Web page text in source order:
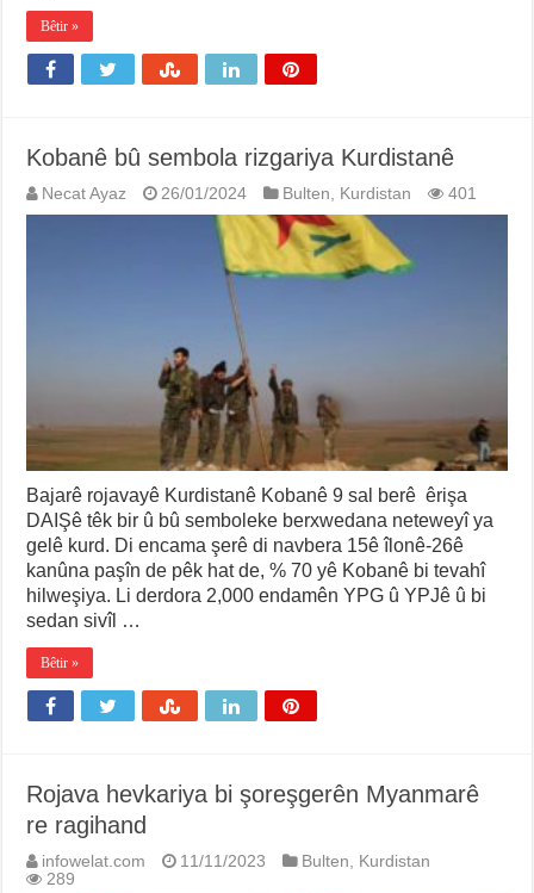
Bêtir »
Kobanê bû sembola rizgariya Kurdistanê
Necat Ayaz 26/01/2024 Bulten, Kurdistan 401
Bajarê rojavayê Kurdistanê Kobanê 9 sal berê êrişa
DAIŞê têk bir û bû semboleke berxwedana neteweyî ya
gelê kurd. Di encama şerê di navbera 15ê îlonê-26ê
kanûna paşîn de pêk hat de, % 70 yê Kobanê bi tevahî
hilweşiya. Li derdora 2,000 endamên YPG û YPJê û bi
sedan sivîl …
Bêtir »
Rojava hevkariya bi şoreşgerên Myanmarê
re ragihand
infowelat.com 11/11/2023 Bulten
Kurdistan
289